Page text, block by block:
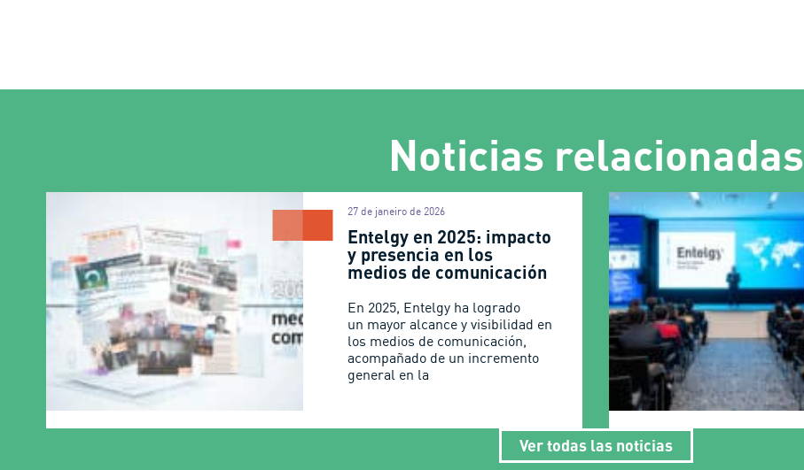
Noticias relacionadas
Entelgy en 2025: impacto
y presencia en los
medios de comunicación
27 de janeiro de 2026
En 2025, Entelgy ha logrado
un mayor alcance y visibilidad en
los medios de comunicación,
acompañado de un incremento
general en la
Ver todas las noticias